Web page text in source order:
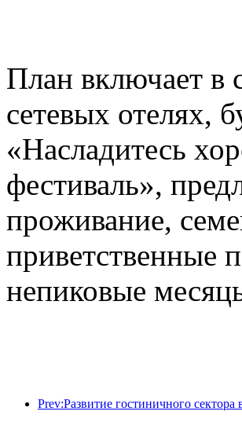
План включает в
сетевых отелях,
«Насладитесь
фестиваль»,
проживание,
приветственные
непиковые